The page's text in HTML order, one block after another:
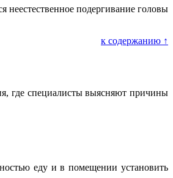
неестественное подергивание головы
к содержанию ↑
где специалисты выясняют причины
еду и в помещении установить